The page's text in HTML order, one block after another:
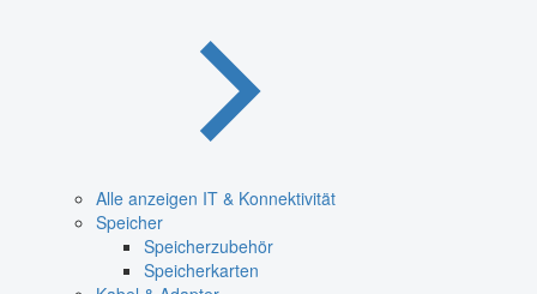
Alle anzeigen IT & Konnektivität
Speicher
Speicherzubehör
Speicherkarten